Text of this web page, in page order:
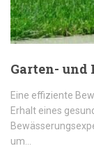
Garten- und
Eine effiziente
Erhalt eines
um…